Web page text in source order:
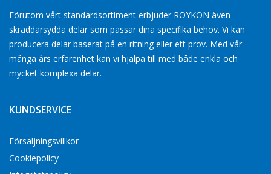
Förutom vårt standardsortiment erbjuder ROYKON även
skräddarsydda delar som passar dina specifika behov. Vi kan
producera delar baserat på en ritning eller ett prov. Med vår
många års erfarenhet kan vi hjälpa till med både enkla och
mycket komplexa delar.
KUNDSERVICE
Försäljningsvillkor
Cookiepolicy